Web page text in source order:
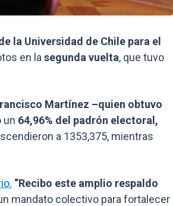
la Universidad de Chile para el
en la segunda vuelta, que tuvo
Martínez –quien obtuvo
un 64,96% del padrón electoral,
a 1353,375, mientras
“Recibo este amplio respaldo
mandato colectivo para fortalecer